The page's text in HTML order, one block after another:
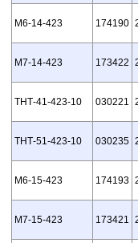
M6‑14‑423 174190
M7‑14‑423 173422
THT‑41‑423‑10 030221
THT‑51‑423‑10 030235
M6‑15‑423 174193
M7‑15‑423 173421